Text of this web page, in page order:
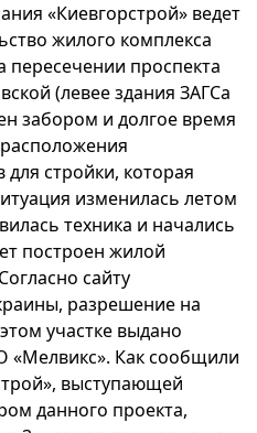
«Киевгорстрой» ведет
жилого комплекса
пересечении проспекта
(левее здания ЗАГСа
забором и долгое время
стройки, которая
изменилась летом
техника и начались
построен жилой
сайту
разрешение на
участке выдано
Как сообщили
выступающей
данного проекта,